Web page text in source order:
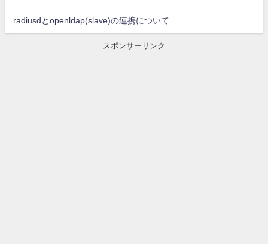
radiusdとopenldap(slave)の連携について
スポンサーリンク